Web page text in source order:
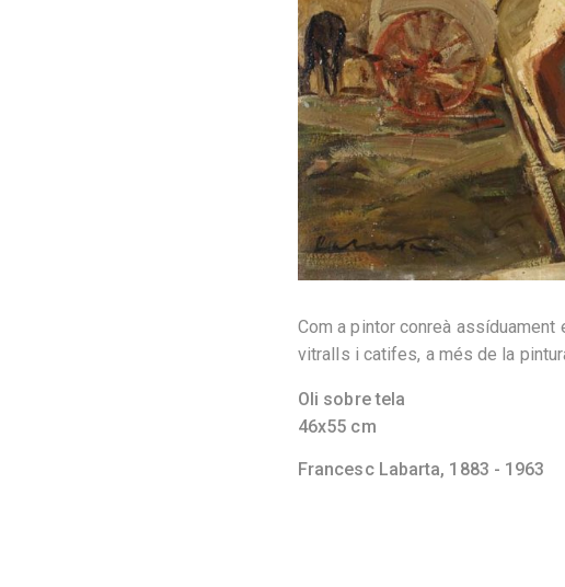
Com a pintor conreà
vitralls i catifes, a més de la
Oli sobre tela
46x55 cm
Francesc Labarta, 1883 - 1963